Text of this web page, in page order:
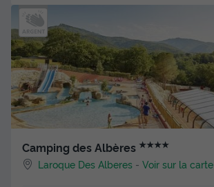
Camping des Albères ★★★★
Laroque Des Alberes -Voir sur la carte